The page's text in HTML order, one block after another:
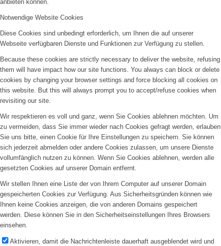
anbieten können.
Notwendige Website Cookies
Diese Cookies sind unbedingt erforderlich, um Ihnen die auf unserer
Webseite verfügbaren Dienste und Funktionen zur Verfügung zu stellen.
Because these cookies are strictly necessary to deliver the website, refusing
them will have impact how our site functions. You always can block or delete
cookies by changing your browser settings and force blocking all cookies on
this website. But this will always prompt you to accept/refuse cookies when
revisiting our site.
Wir respektieren es voll und ganz, wenn Sie Cookies ablehnen möchten. Um
zu vermeiden, dass Sie immer wieder nach Cookies gefragt werden, erlauben
Sie uns bitte, einen Cookie für Ihre Einstellungen zu speichern. Sie können
sich jederzeit abmelden oder andere Cookies zulassen, um unsere Dienste
vollumfänglich nutzen zu können. Wenn Sie Cookies ablehnen, werden alle
gesetzten Cookies auf unserer Domain entfernt.
Wir stellen Ihnen eine Liste der von Ihrem Computer auf unserer Domain
gespeicherten Cookies zur Verfügung. Aus Sicherheitsgründen können wie
Ihnen keine Cookies anzeigen, die von anderen Domains gespeichert
werden. Diese können Sie in den Sicherheitseinstellungen Ihres Browsers
einsehen.
Aktivieren, damit die Nachrichtenleiste dauerhaft ausgeblendet wird und